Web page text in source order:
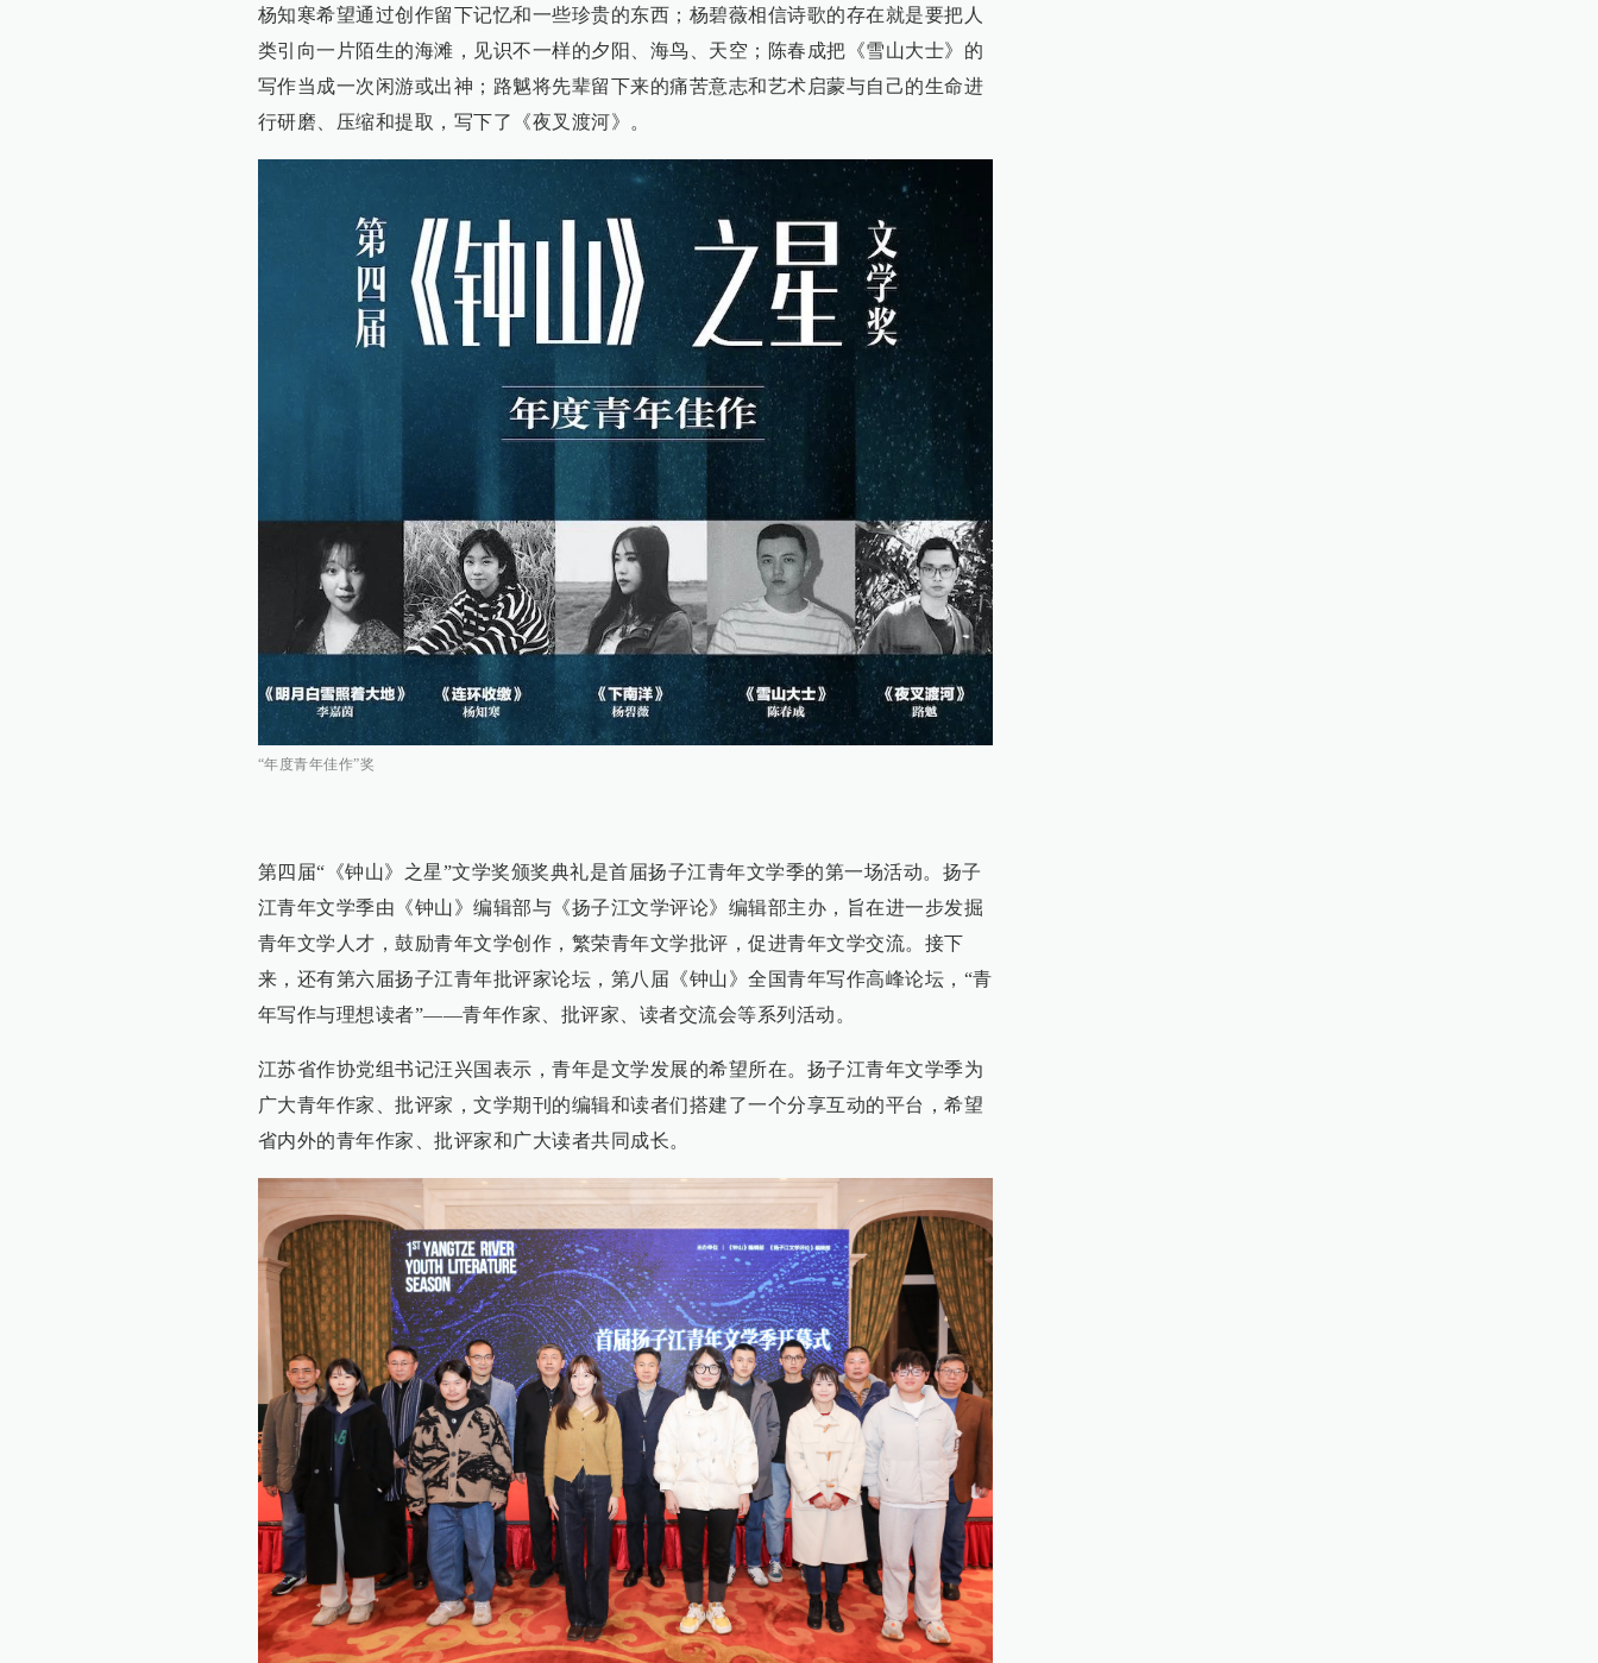
杨知寒希望通过创作留下记忆和一些珍贵的东西；杨碧薇相信诗歌的存在就是要把人
类引向一片陌生的海滩，见识不一样的夕阳、海鸟、天空；陈春成把《雪山大士》的
写作当成一次闲游或出神；路魆将先辈留下来的痛苦意志和艺术启蒙与自己的生命进
行研磨、压缩和提取，写下了《夜叉渡河》。
“年度青年佳作”奖
第四届“《钟山》之星”文学奖颁奖典礼是首届扬子江青年文学季的第一场活动。扬子
江青年文学季由《钟山》编辑部与《扬子江文学评论》编辑部主办，旨在进一步发掘
青年文学人才，鼓励青年文学创作，繁荣青年文学批评，促进青年文学交流。接下
来，还有第六届扬子江青年批评家论坛，第八届《钟山》全国青年写作高峰论坛，“青
年写作与理想读者”——青年作家、批评家、读者交流会等系列活动。
江苏省作协党组书记汪兴国表示，青年是文学发展的希望所在。扬子江青年文学季为
广大青年作家、批评家，文学期刊的编辑和读者们搭建了一个分享互动的平台，希望
省内外的青年作家、批评家和广大读者共同成长。